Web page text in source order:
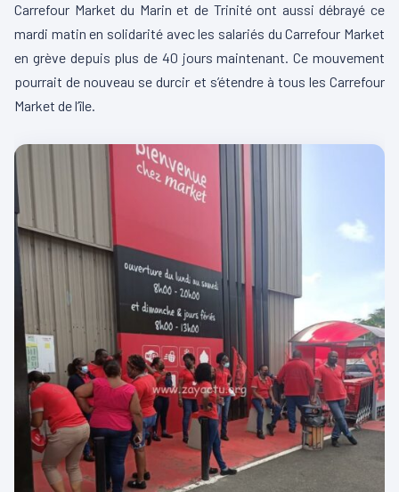
Carrefour Market du Marin et de Trinité ont aussi débrayé ce
mardi matin en solidarité avec les salariés du Carrefour Market
en grève depuis plus de 40 jours maintenant. Ce mouvement
pourrait de nouveau se durcir et s’étendre à tous les Carrefour
Market de l’île.